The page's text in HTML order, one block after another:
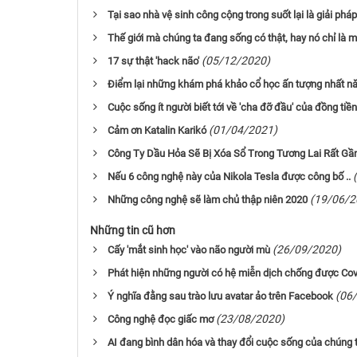
Tại sao nhà vệ sinh công cộng trong suốt lại là giải
Thế giới mà chúng ta đang sống có thật, hay nó chỉ là
17 sự thật 'hack não' (05/12/2020)
Điểm lại những khám phá khảo cổ học ấn tượng nhất
Cuộc sống ít người biết tới về 'cha đỡ đầu' của đồng
Cảm ơn Katalin Karikó (01/04/2021)
Công Ty Dầu Hỏa Sẽ Bị Xóa Sổ Trong Tương Lai Rất
Nếu 6 công nghệ này của Nikola Tesla được công bố ..
Những công nghệ sẽ làm chủ thập niên 2020 (19/06/
Những tin cũ hơn
Cấy 'mắt sinh học' vào não người mù (26/09/2020)
Phát hiện những người có hệ miễn dịch chống được
Ý nghĩa đằng sau trào lưu avatar ảo trên Facebook
Công nghệ đọc giấc mơ (23/08/2020)
AI đang bình dân hóa và thay đổi cuộc sống của chúng